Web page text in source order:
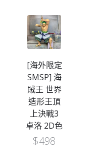
[海外限定
SMSP] 海
賊王 世界
造形王頂
上決戰3
卓洛 2D色
$498